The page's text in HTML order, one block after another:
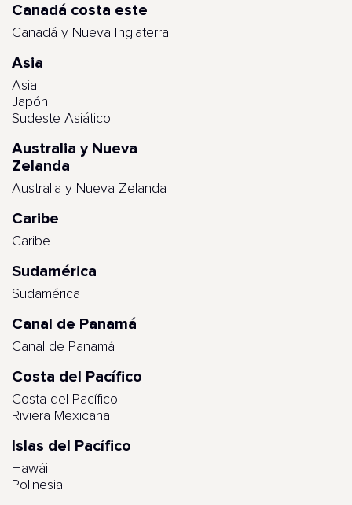
Canadá costa este
Canadá y Nueva Inglaterra
Asia
Asia
Japón
Sudeste Asiático
Australia y Nueva
Zelanda
Australia y Nueva Zelanda
Caribe
Caribe
Sudamérica
Sudamérica
Canal de Panamá
Canal de Panamá
Costa del Pacífico
Costa del Pacífico
Riviera Mexicana
Islas del Pacífico
Hawái
Polinesia